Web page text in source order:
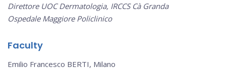
Direttore UOC Dermatologia, IRCCS Cà Granda
Ospedale Maggiore Policlinico
Faculty
Emilio Francesco BERTI, Milano